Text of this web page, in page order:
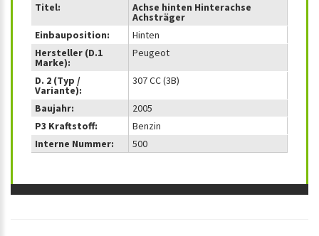
Titel: Achse hinten Hinterachse
Achsträger
Einbauposition:
Hinten
Hersteller (D.1
Marke):
Peugeot
D. 2 (Typ /
Variante):
307 CC (3B)
Baujahr:
2005
P3 Kraftstoff:
Benzin
Interne Nummer:
500